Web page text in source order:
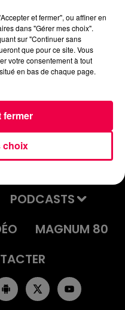
05/25 AVEC
QUI GAGNE
PODCASTS
MAGNUM 80
et fermer", ou affiner en
dans "Gérer mes choix".
sur "Continuer sans
que pour ce site. Vous
votre consentement à tout
en bas de chaque page.
choix
fermer